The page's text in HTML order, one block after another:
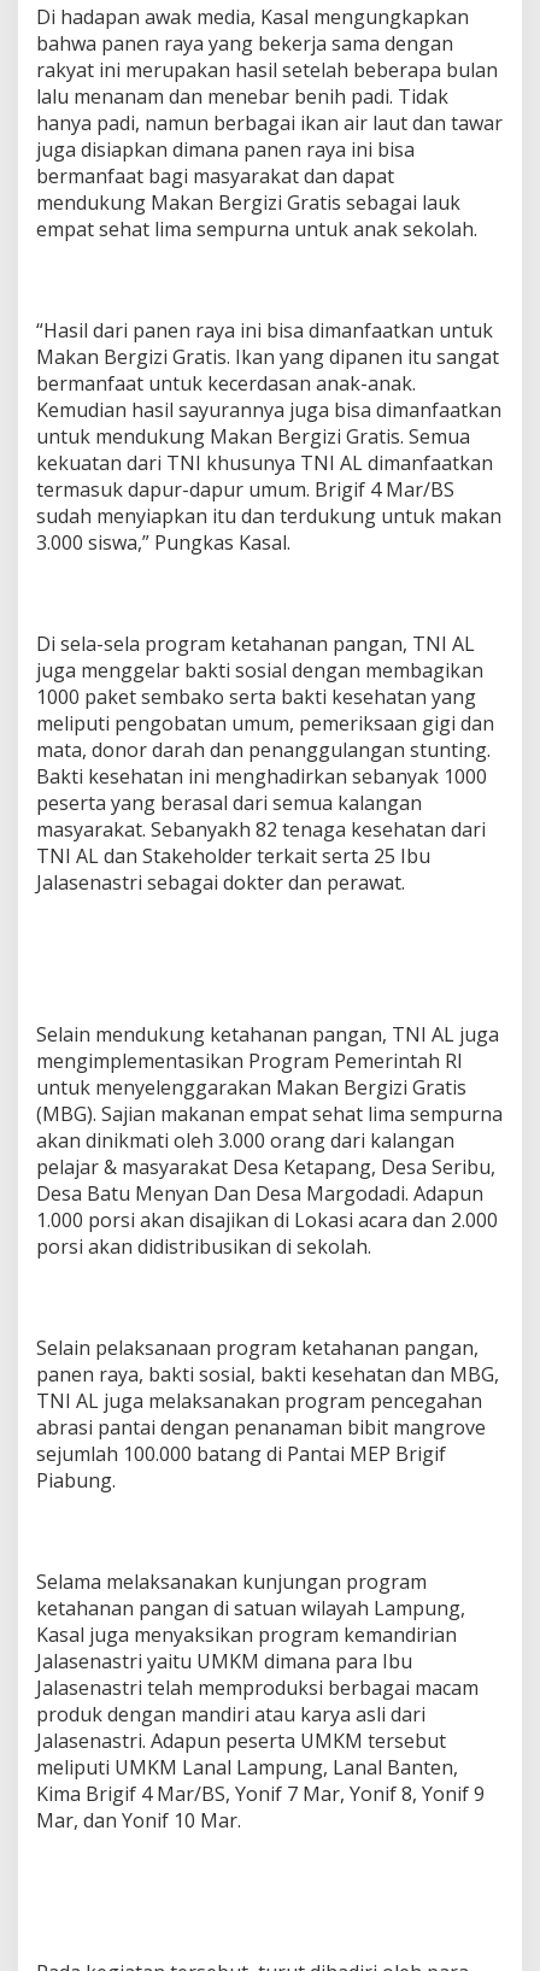
Di hadapan awak media, Kasal mengungkapkan
bahwa panen raya yang bekerja sama dengan
rakyat ini merupakan hasil setelah beberapa bulan
lalu menanam dan menebar benih padi. Tidak
hanya padi, namun berbagai ikan air laut dan tawar
juga disiapkan dimana panen raya ini bisa
bermanfaat bagi masyarakat dan dapat
mendukung Makan Bergizi Gratis sebagai lauk
empat sehat lima sempurna untuk anak sekolah.
“Hasil dari panen raya ini bisa dimanfaatkan untuk
Makan Bergizi Gratis. Ikan yang dipanen itu sangat
bermanfaat untuk kecerdasan anak-anak.
Kemudian hasil sayurannya juga bisa dimanfaatkan
untuk mendukung Makan Bergizi Gratis. Semua
kekuatan dari TNI khusunya TNI AL dimanfaatkan
termasuk dapur-dapur umum. Brigif 4 Mar/BS
sudah menyiapkan itu dan terdukung untuk makan
3.000 siswa,” Pungkas Kasal.
Di sela-sela program ketahanan pangan, TNI AL
juga menggelar bakti sosial dengan membagikan
1000 paket sembako serta bakti kesehatan yang
meliputi pengobatan umum, pemeriksaan gigi dan
mata, donor darah dan penanggulangan stunting.
Bakti kesehatan ini menghadirkan sebanyak 1000
peserta yang berasal dari semua kalangan
masyarakat. Sebanyakh 82 tenaga kesehatan dari
TNI AL dan Stakeholder terkait serta 25 Ibu
Jalasenastri sebagai dokter dan perawat.
Selain mendukung ketahanan pangan, TNI AL juga
mengimplementasikan Program Pemerintah RI
untuk menyelenggarakan Makan Bergizi Gratis
(MBG). Sajian makanan empat sehat lima sempurna
akan dinikmati oleh 3.000 orang dari kalangan
pelajar & masyarakat Desa Ketapang, Desa Seribu,
Desa Batu Menyan Dan Desa Margodadi. Adapun
1.000 porsi akan disajikan di Lokasi acara dan 2.000
porsi akan didistribusikan di sekolah.
Selain pelaksanaan program ketahanan pangan,
panen raya, bakti sosial, bakti kesehatan dan MBG,
TNI AL juga melaksanakan program pencegahan
abrasi pantai dengan penanaman bibit mangrove
sejumlah 100.000 batang di Pantai MEP Brigif
Piabung.
Selama melaksanakan kunjungan program
ketahanan pangan di satuan wilayah Lampung,
Kasal juga menyaksikan program kemandirian
Jalasenastri yaitu UMKM dimana para Ibu
Jalasenastri telah memproduksi berbagai macam
produk dengan mandiri atau karya asli dari
Jalasenastri. Adapun peserta UMKM tersebut
meliputi UMKM Lanal Lampung, Lanal Banten,
Kima Brigif 4 Mar/BS, Yonif 7 Mar, Yonif 8, Yonif 9
Mar, dan Yonif 10 Mar.